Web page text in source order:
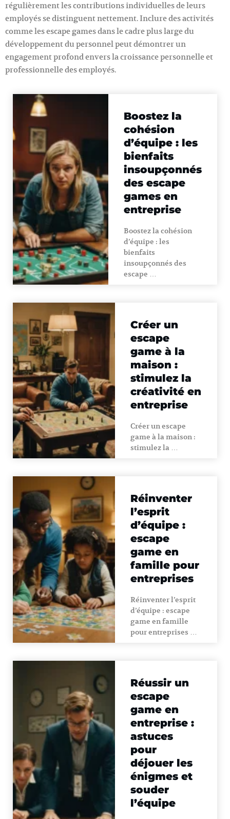
régulièrement les contributions individuelles de leurs
employés se distinguent nettement. Inclure des activités
comme les escape games dans le cadre plus large du
développement du personnel peut démontrer un
engagement profond envers la croissance personnelle et
professionnelle des employés.
Boostez la
cohésion
d’équipe : les
bienfaits
insoupçonnés
des escape
games en
entreprise
Boostez la cohésion
d’équipe : les
bienfaits
insoupçonnés des
escape …
Créer un
escape
game à la
maison :
stimulez la
créativité en
entreprise
Créer un escape
game à la maison :
stimulez la …
Réinventer
l’esprit
d’équipe :
escape
game en
famille pour
entreprises
Réinventer l’esprit
d’équipe : escape
game en famille
pour entreprises …
Réussir un
escape
game en
entreprise :
astuces
pour
déjouer les
énigmes et
souder
l’équipe